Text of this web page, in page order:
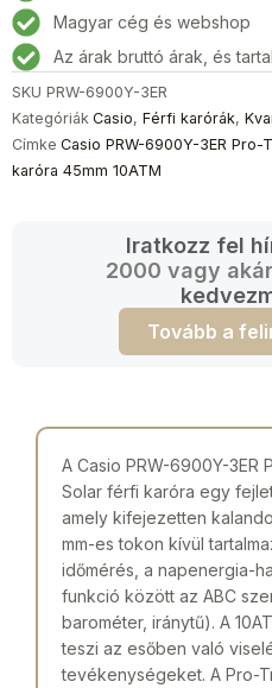
Férfi
karóra
45mm
10ATM
mennyiség
Magyar cég és webshop
Az árak bruttó árak, és
SKU PRW-6900Y-3ER
Kategóriák Casio, Férfi karórák,
Címke Casio PRW-6900Y-3ER
karóra 45mm 10ATM
Iratkozz fel
2000 vagy
Tovább a
A Casio PRW-6900Y-3ER
Solar férfi karóra egy
amely kifejezetten
mm-es tokon kívül
időmérés, a napenergia-
funkció között az ABC
barométer, iránytű). A
teszi az esőben való
tevékenységeket. A Pro-